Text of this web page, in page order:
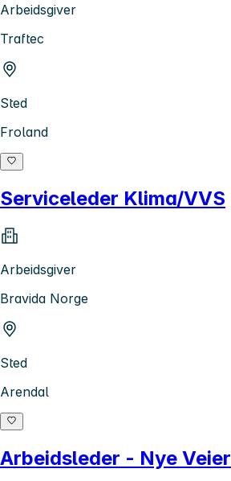
Arbeidsgiver
Traftec
Sted
Froland
Serviceleder Klima/VVS
Arbeidsgiver
Bravida Norge
Sted
Arendal
Arbeidsleder - Nye Veier